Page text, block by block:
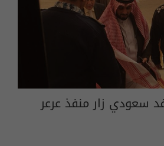
سعودي زار منفذ عرعر